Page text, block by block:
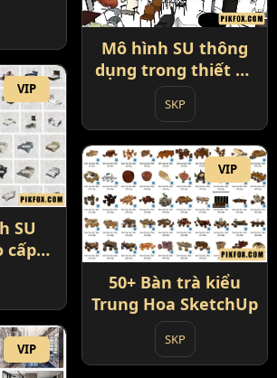
Mô hình SU thông
dụng trong thiết kế
nội thất
SKP
VIP
SU
cấp
VIP
50+ Bàn trà kiểu
Trung Hoa SketchUp
SKP
VIP